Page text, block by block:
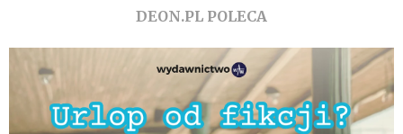
DEON.PL POLECA